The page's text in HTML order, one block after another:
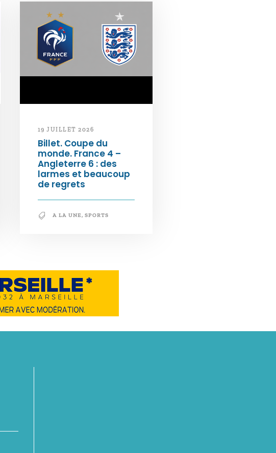
19 JUILLET 2026
Billet. Coupe du
monde. France 4 –
Angleterre 6 : des
larmes et beaucoup
de regrets
A LA UNE, SPORTS